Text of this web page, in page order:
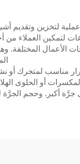
لتخزين وتقديم
لتمكين العملاء
الأعمال
مناسب لمتجرك أو
أو الحلوى
جرَّة أكبر. وحجم الجرَّة